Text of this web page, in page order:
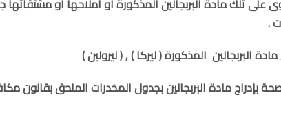
تلك مادة البربجالين المذكورة او املاحها او مشتقاتها
.
البربجالين المذكورة ( ليركا ) , ( ليرولين )
بإدراج مادة البربجالين بجدول المخدرات الملحق بقانون